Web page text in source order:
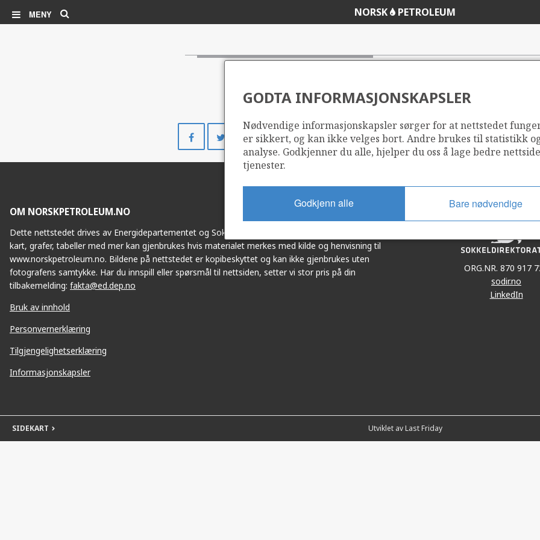
MENY NORSK PETROLEUM
på
Facebook
Del
på
Twitter
Del
på
LinkedIn
Del
i
e-
GODTA INFORMASJONSKAPSLER
Nødvendige informasjonskapsler sørger for at nettstedet
er sikkert, og kan ikke velges bort. Andre brukes til statistikk
analyse. Godkjenner du alle, hjelper du oss å lage bedre
tjenester.
Godkjenn alle Bare nødvendige
OM NORSKPETROLEUM.NO
Dette nettstedet drives av Energidepartementet og Sokkeldirektoratet i samarbeid. Illustrasjoner,
kart, grafer, tabeller med mer kan gjenbrukes hvis materialet merkes med kilde og henvisning til
www.norskpetroleum.no. Bildene på nettstedet er kopibeskyttet og kan ikke gjenbrukes uten
fotografens samtykke. Har du innspill eller spørsmål til nettsiden, setter vi stor pris på din
tilbakemelding: fakta@ed.dep.no
Bruk av innhold
Personvernerklæring
Tilgjengelighetserklæring
Informasjonskapsler
ORG.NR. 870 917
sodir.no
LinkedIn
SIDEKART Utviklet av Last Friday